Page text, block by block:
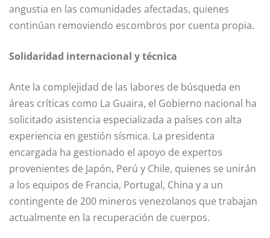
angustia en las comunidades afectadas, quienes
continúan removiendo escombros por cuenta propia.
Solidaridad internacional y técnica
Ante la complejidad de las labores de búsqueda en
áreas críticas como La Guaira, el Gobierno nacional ha
solicitado asistencia especializada a países con alta
experiencia en gestión sísmica. La presidenta
encargada ha gestionado el apoyo de expertos
provenientes de Japón, Perú y Chile, quienes se unirán
a los equipos de Francia, Portugal, China y a un
contingente de 200 mineros venezolanos que trabajan
actualmente en la recuperación de cuerpos.